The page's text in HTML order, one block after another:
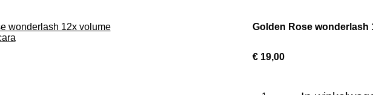
Golden Rose wonderlash
€ 19,00